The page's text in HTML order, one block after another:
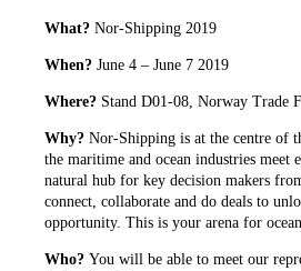
What? Nor-Shipping 2019
When? June 4 – June 7 2019
Where? Stand D01-08, Norway Trade
Why? Nor-Shipping is at the centre of
the maritime and ocean industries meet
natural hub for key decision makers
connect, collaborate and do deals to
opportunity. This is your arena for
Who? You will be able to meet our